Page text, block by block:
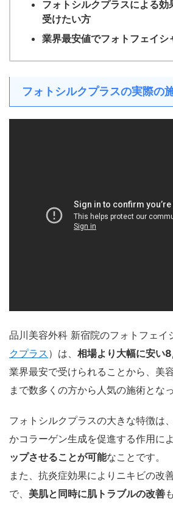
フォトシルクプラスによる効
受けたい方
業界最安値でフォトフェイシ
フォトシルクプラスの実際の
品川美容外科 新宿院のフォトフェイ
クプラス ）は、 相場より大幅に安い
業界最安で受けられることから、美
まで数多くの方から人気の施術とな
フォトシルクプラスの大きな特徴は、
かコラーゲン生成を促進する作用によ
ップさせることが可能なことです。
また、抗炎症効果によりニキビの改
で、 美肌と同時に肌トラブルの改善